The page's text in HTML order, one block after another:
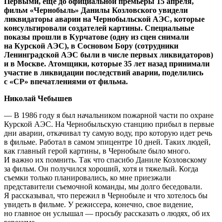
фильм «Чернобыль» Данилы Козловского увидели
ликвидаторы аварии на Чернобыльской АЭС, которые
консультировали создателей картины. Специальные
показы прошли в Курчатове (одну из сцен снимали
на Курской АЭС), в Сосновом Бору (сотрудники
Ленинградской АЭС были в числе первых ликвидаторов)
и в Москве. Атомщики, которые 35 лет назад принимали
участие в ликвидации последствий аварии, поделились
с «СР» впечатлениями от фильма.
Николай Чебышев
— В 1986 году я был начальником пожарной части по охране
Курской АЭС. На Чернобыльскую станцию прибыл в первые
дни аварии, откачивал ту самую воду, про которую идет речь
в фильме. Работал в самом эпицентре 10 дней. Таких людей,
как главный герой картины, в Чернобыле было много.
И важно их помнить. Так что спасибо Даниле Козловскому
за фильм. Он получился хороший, хотя и тяжелый. Когда
съемки только планировались, ко мне приезжали
представители съемочной команды, мы долго беседовали.
Я рассказывал, что пережил в Чернобыле и что хотелось бы
увидеть в фильме. У режиссера, конечно, свое видение,
но главное он услышал — ​просьбу рассказать о людях, об их